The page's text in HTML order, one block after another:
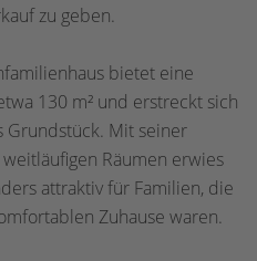
zu geben.
bietet eine
130 m² und erstreckt sich
Grundstück. Mit seiner
Räumen erwies
attraktiv für Familien, die
Zuhause waren.